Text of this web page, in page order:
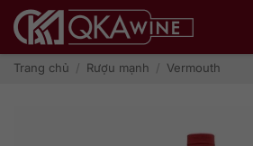
qua
dungTrang chủ / Rượu mạnh / Vermouth